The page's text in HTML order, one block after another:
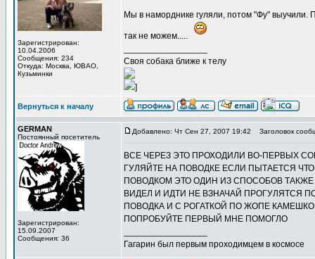
Зарегистрирован:
10.04.2006
Сообщения: 234
Откуда: Москва, ЮВАО,
Кузьминки
Мы в наморднике гуляли, потом "Фу" выучили.
так не можем.....
Своя собака ближе к телу
]
Вернуться к началу
GERMAN
Постоянный посетитель
Зарегистрирован:
15.09.2007
Сообщения: 36
Добавлено: Чт Сен 27, 2007 19:42 Заголовок
ВСЕ ЧЕРЕЗ ЭТО ПРОХОДИЛИ ВО-ПЕРВЫХ
ГУЛЯЙТЕ НА ПОВОДКЕ ЕСЛИ ПЫТАЕТСЯ
ПОВОДКОМ ЭТО ОДИН ИЗ СПОСОБОВ
ВИДЕЛ И ИДТИ НЕ ВЗНАЧАЙ ПРОГУЛЯТСЯ
ПОВОДКА И С РОГАТКОЙ ПО ЖОПЕ
ПОПРОБУЙТЕ ПЕРВЫЙ МНЕ ПОМОГЛО
Гагарин был первым проходимцем в космосе